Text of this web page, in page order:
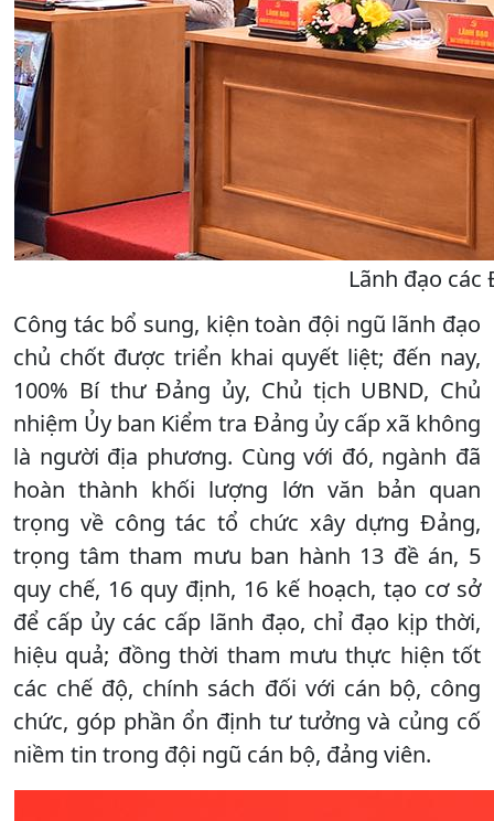
Lãnh đạo
Công tác bổ sung, kiện toàn đội ngũ lãnh đạo
chủ chốt được triển khai quyết liệt; đến nay,
100% Bí thư Đảng ủy, Chủ tịch UBND, Chủ
nhiệm Ủy ban Kiểm tra Đảng ủy cấp xã không
là người địa phương. Cùng với đó, ngành đã
hoàn thành khối lượng lớn văn bản quan
trọng về công tác tổ chức xây dựng Đảng,
trọng tâm tham mưu ban hành 13 đề án, 5
quy chế, 16 quy định, 16 kế hoạch, tạo cơ sở
để cấp ủy các cấp lãnh đạo, chỉ đạo kịp thời,
hiệu quả; đồng thời tham mưu thực hiện tốt
các chế độ, chính sách đối với cán bộ, công
chức, góp phần ổn định tư tưởng và củng cố
niềm tin trong đội ngũ cán bộ, đảng viên.